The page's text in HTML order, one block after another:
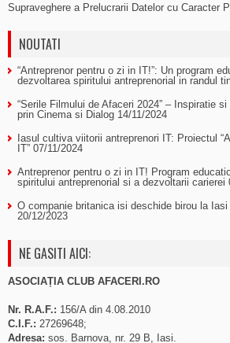
Supraveghere a Prelucrarii Datelor cu Caracter
NOUTATI
“Antreprenor pentru o zi in IT!”: Un program
dezvoltarea spiritului antreprenorial in randul
“Serile Filmului de Afaceri 2024” – Inspiratie
prin Cinema si Dialog 14/11/2024
Iasul cultiva viitorii antreprenori IT: Proiectul
IT” 07/11/2024
Antreprenor pentru o zi in IT! Program
spiritului antreprenorial si a dezvoltarii carierei
O companie britanica isi deschide birou la
20/12/2023
NE GASITI AICI:
ASOCIAȚIA CLUB AFACERI.RO
Nr. R.A.F.: 156/A din 4.08.2010
C.I.F.: 27269648;
Adresa: sos. Barnova, nr. 29 B, Iasi.